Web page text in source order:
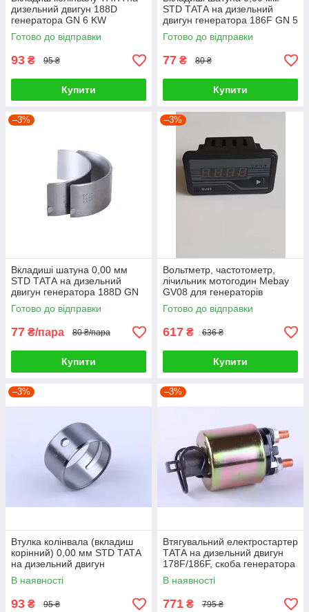
дизельний двигун 188D
генератора GN 6 KW
Готово до відправки
93 ₴ 95 ₴
Купити
STD ТАТА на дизельний
двигун генератора 186F GN 5
KW, к-т: 2 шт.
Готово до відправки
77 ₴ 80 ₴
Купити
–3%
Вкладиші шатуна 0,00 мм
STD ТАТА на дизельний
двигун генератора 188D GN
6 KW, к-т: 2шт.
Готово до відправки
77 ₴/пара 80 ₴/пара
Купити
–3%
Вольтметр, частотометр,
лічильник мотогодин Mebay
GV08 для генераторів
Готово до відправки
617 ₴ 636 ₴
Купити
–3%
Втулка колінвала (вкладиш
корінний) 0,00 мм STD ТАТА
на дизельний двигун
генератора 186F GN 5 KW
В наявності
93 ₴ 95 ₴
–3%
Втягувальний електростартер
ТАТА на дизельний двигун
178F/186F, скоба генератора
GN 5 KW
В наявності
771 ₴ 795 ₴